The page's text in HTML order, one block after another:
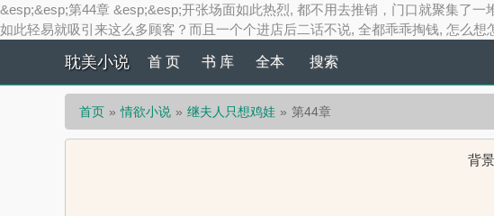
&esp;&esp;第44章 &esp;&esp;开张场面如此热烈, 都不用去推销，门口就聚集了
如此轻易就吸引来这么多顾客？而且一个个进店后二话不说, 全都乖乖掏钱, 怎么
耽美小说 首 页 书 库 全本 搜索
首页 情欲小说 继夫人只想鸡娃 第44章
背